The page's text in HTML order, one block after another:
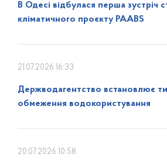
В Одесі відбулася перша зустріч
кліматичного проєкту PAABS
21.07.2026 16:33
Держводагентство встановлює
обмеження водокористування
20.07.2026 10:58